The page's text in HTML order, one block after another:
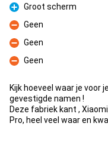
Pluspunt
Groot scherm
Minpunt
Geen
Minpunt
Geen
Minpunt
Geen
Kijk hoeveel waar je voor
gevestigde namen !
Deze fabriek kant ,
Pro, heel veel waar en